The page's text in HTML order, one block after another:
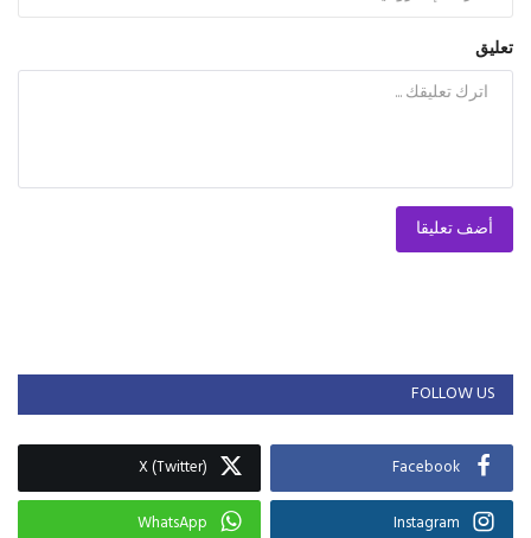
تعليق
أضف تعليقا
FOLLOW US
Facebook
X (Twitter)
Instagram
WhatsApp